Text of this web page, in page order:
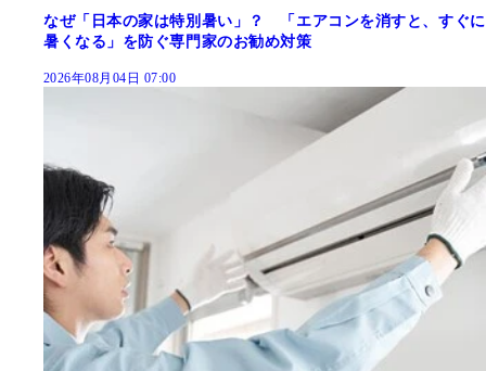
なぜ「日本の家は特別暑い」？ 「エアコンを消すと、すぐに
暑くなる」を防ぐ専門家のお勧め対策
2026年08月04日 07:00